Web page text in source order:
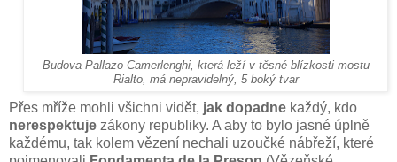
Budova Pallazo Camerlenghi, která leží v těsné blízkosti mostu
Rialto, má nepravidelný, 5 boký tvar
Přes mříže mohli všichni vidět, jak dopadne každý, kdo
nerespektuje zákony republiky. A aby to bylo jasné úplně
každému, tak kolem vězení nechali uzoučké nábřeží, které